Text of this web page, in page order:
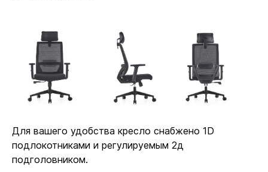
Ø 11 мм
Посадочный диаметр для колёсиков и глайдеров
Для вашего удобства кресло снабжено 1D
подлокотниками и регулируемым 2д
подголовником.